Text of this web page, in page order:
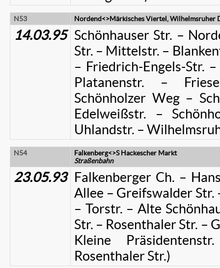
N53 Nordend<>Märkisches Viertel, Wilhelmsruher
14.03.95 Schönhauser Str. –
Str. – Mittelstr. –
– Friedrich-Engels-Str.
Platanenstr. –
Schönholzer Weg –
Edelweißstr. –
Uhlandstr. –
N54
Falkenberg<>S Hackescher Markt
Straßenbahn
23.05.93 Falkenberger Ch. –
Allee – Greifswalder
– Torstr. – Alte
Str. – Rosenthaler Str. –
Kleine
Rosenthaler Str.)